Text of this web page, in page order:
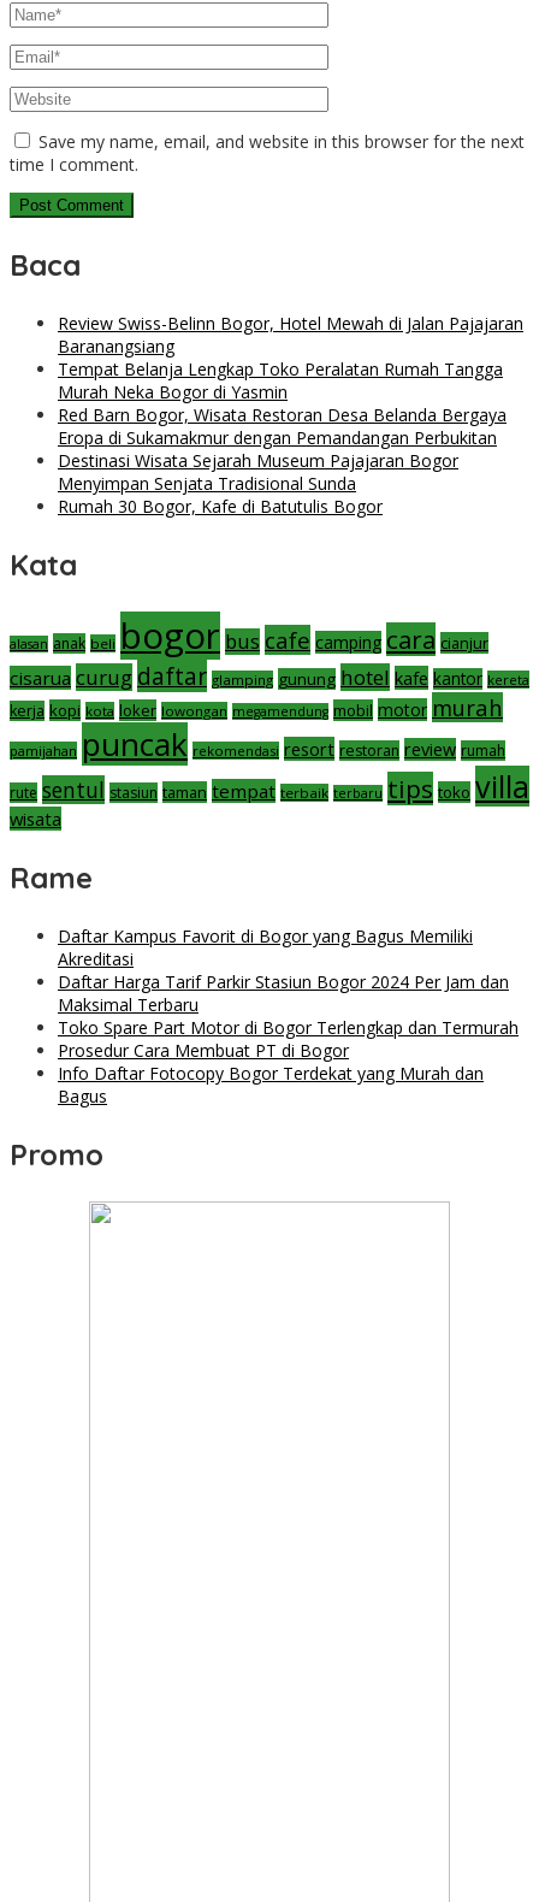
Save my name, email, and website in this browser for the next
time I comment.
Baca
Review Swiss-Belinn Bogor, Hotel Mewah di Jalan Pajajaran
Baranangsiang
Tempat Belanja Lengkap Toko Peralatan Rumah Tangga
Murah Neka Bogor di Yasmin
Red Barn Bogor, Wisata Restoran Desa Belanda Bergaya
Eropa di Sukamakmur dengan Pemandangan Perbukitan
Destinasi Wisata Sejarah Museum Pajajaran Bogor
Menyimpan Senjata Tradisional Sunda
Rumah 30 Bogor, Kafe di Batutulis Bogor
Kata
alasan anak beli bogor bus cafe camping cara cianjur
cisarua curug daftar glamping gunung hotel kafe kantor kereta
kerja kopi kota loker lowongan megamendung mobil motor murah
pamijahan puncak rekomendasi resort restoran review rumah
rute sentul stasiun taman tempat terbaik terbaru tips toko villa
wisata
Rame
Daftar Kampus Favorit di Bogor yang Bagus Memiliki
Akreditasi
Daftar Harga Tarif Parkir Stasiun Bogor 2024 Per Jam dan
Maksimal Terbaru
Toko Spare Part Motor di Bogor Terlengkap dan Termurah
Prosedur Cara Membuat PT di Bogor
Info Daftar Fotocopy Bogor Terdekat yang Murah dan
Bagus
Promo